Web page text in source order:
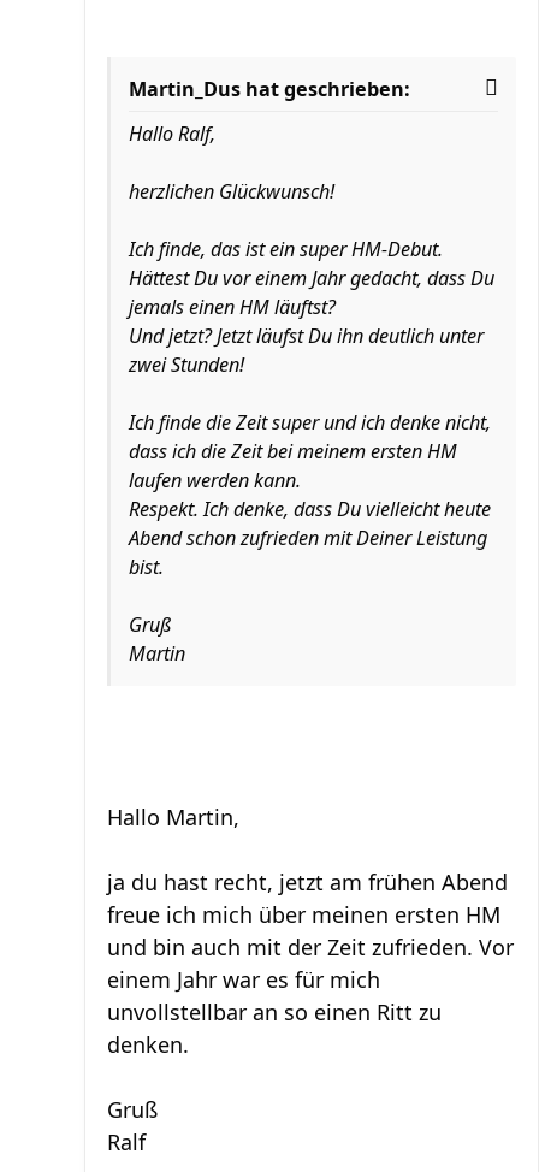
Martin_Dus hat geschrieben:
Hallo Ralf,
herzlichen Glückwunsch!
Ich finde, das ist ein super HM-Debut.
Hättest Du vor einem Jahr gedacht, dass Du
jemals einen HM läuftst?
Und jetzt? Jetzt läufst Du ihn deutlich unter
zwei Stunden!
Ich finde die Zeit super und ich denke nicht,
dass ich die Zeit bei meinem ersten HM
laufen werden kann.
Respekt. Ich denke, dass Du vielleicht heute
Abend schon zufrieden mit Deiner Leistung
bist.
Gruß
Martin
Hallo Martin,
ja du hast recht, jetzt am frühen Abend
freue ich mich über meinen ersten HM
und bin auch mit der Zeit zufrieden. Vor
einem Jahr war es für mich
unvollstellbar an so einen Ritt zu
denken.
Gruß
Ralf